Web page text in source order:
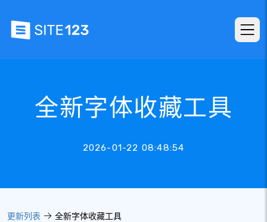
全新字体收藏工具
2026-01-22 08:48:54
更新列表 全新字体收藏工具